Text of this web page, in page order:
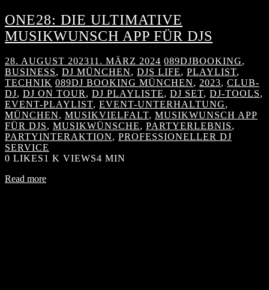
ONE28: DIE ULTIMATIVE
MUSIKWUNSCH APP FÜR DJS
28. AUGUST 202311. MÄRZ 2024 089DJBOOKING,
BUSINESS, DJ MÜNCHEN, DJS LIFE, PLAYLIST,
TECHNIK 089DJ BOOKING MÜNCHEN, 2023, CLUB-
DJ, DJ ON TOUR, DJ PLAYLISTE, DJ SET, DJ-TOOLS,
EVENT-PLAYLIST, EVENT-UNTERHALTUNG,
MÜNCHEN, MUSIKVIELFALT, MUSIKWUNSCH APP
FÜR DJS, MUSIKWÜNSCHE, PARTYERLEBNIS,
PARTYINTERAKTION, PROFESSIONELLER DJ
SERVICE
0 LIKES1 K VIEWS4 MIN
Read more